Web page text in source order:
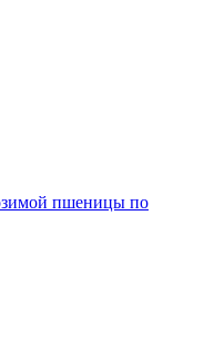
пшеницы по